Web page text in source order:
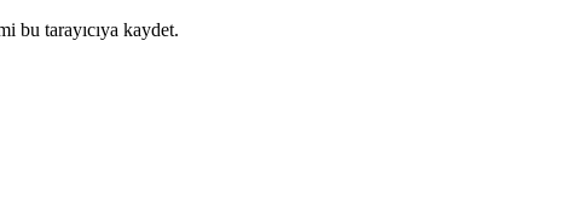
bu tarayıcıya kaydet.